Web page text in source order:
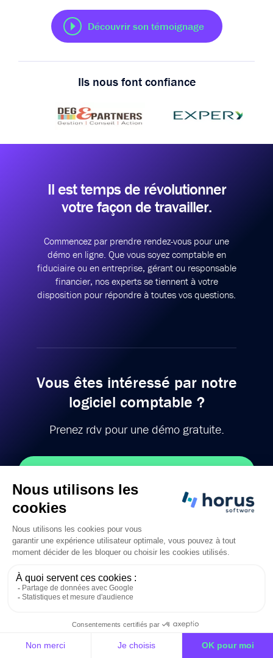
Découvrir son témoignage
Ils nous font confiance
Il est temps de révolutionner
votre façon de travailler.
Commencez par prendre rendez-vous pour une
démo en ligne. Que vous soyez comptable en
fiduciaire ou en entreprise, gérant ou responsable
financier, nos experts se tiennent à votre
disposition pour répondre à toutes vos questions.
Vous êtes intéressé par notre
logiciel comptable ?
Prenez rdv pour une démo gratuite.
Vous préférez prendre directement contact avec l'un de
Horus Office
Découvrir Falco